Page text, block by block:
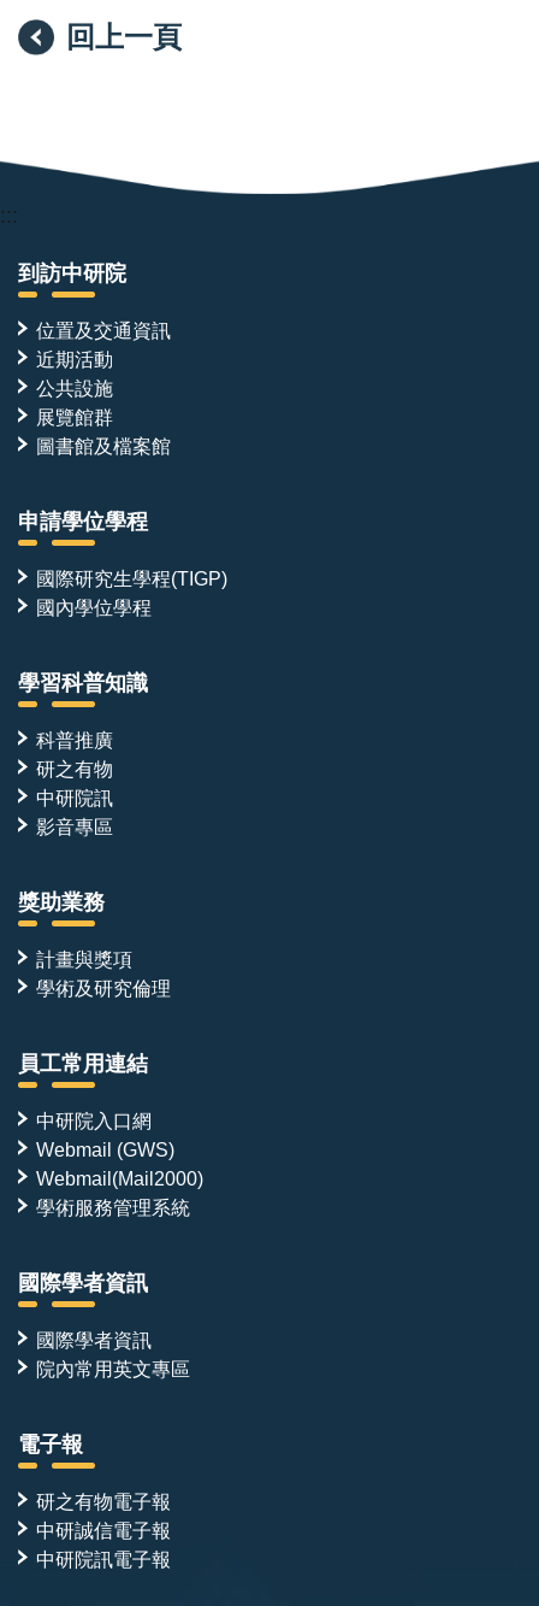
回上一頁
:::
到訪中研院
位置及交通資訊
近期活動
公共設施
展覽館群
圖書館及檔案館
申請學位學程
國際研究生學程(TIGP)
國內學位學程
學習科普知識
科普推廣
研之有物
中研院訊
影音專區
獎助業務
計畫與獎項
學術及研究倫理
員工常用連結
中研院入口網
Webmail (GWS)
Webmail(Mail2000)
學術服務管理系統
國際學者資訊
國際學者資訊
院內常用英文專區
電子報
研之有物電子報
中研誠信電子報
中研院訊電子報